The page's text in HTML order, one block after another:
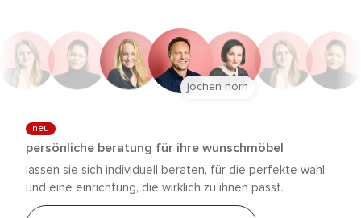
neu
persönliche beratung für ihre wunschmöbel
lassen sie sich individuell beraten, für die perfekte wahl
und eine einrichtung, die wirklich zu ihnen passt.
jochen horn